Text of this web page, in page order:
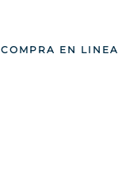
COMPRA EN LINEA